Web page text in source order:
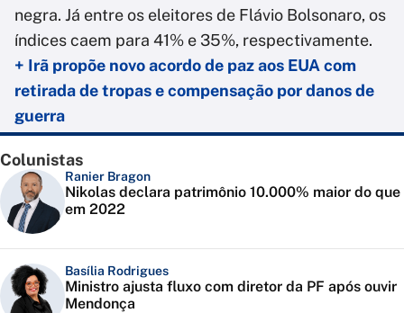
negra. Já entre os eleitores de Flávio Bolsonaro, os
índices caem para 41% e 35%, respectivamente.
+ Irã propõe novo acordo de paz aos EUA com
retirada de tropas e compensação por danos de
guerra
Colunistas
Ranier Bragon
Nikolas declara patrimônio 10.000% maior do que
em 2022
Basília Rodrigues
Ministro ajusta fluxo com diretor da PF após ouvir
Mendonça